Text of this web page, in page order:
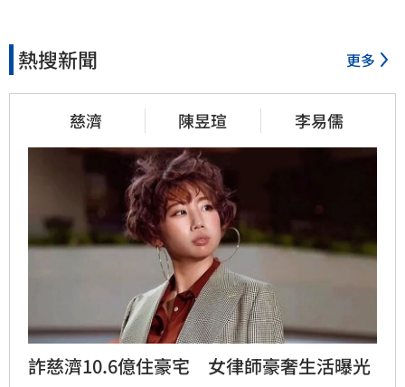
熱搜新聞 更多
慈濟 陳昱瑄 李易儒
詐慈濟10.6億住豪宅　女律師豪奢生活曝光